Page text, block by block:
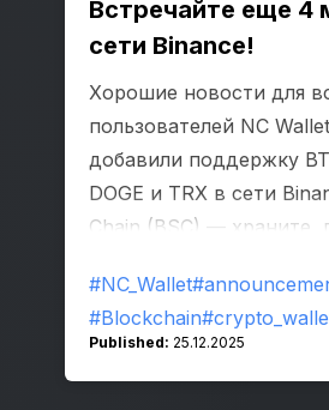
Встречайте еще 4
сети Binance!
Хорошие новости для
пользователей NC
добавили поддержку
DOGE и TRX в сети
Chain (BSC) — храните,
в одном приложении!
#NC_Wallet
#Blockchain
Published: 25.12.2025